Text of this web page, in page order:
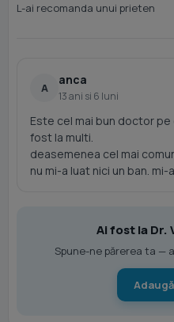
L-ai recomanda unui prieten
A
anca
13 ani si 6 luni
Este cel mai bun doctor
fost la multi.
deasemenea cel mai
nu mi-a luat nici un ban. mi-
Ai fost la Dr.
Spune-ne părerea ta —